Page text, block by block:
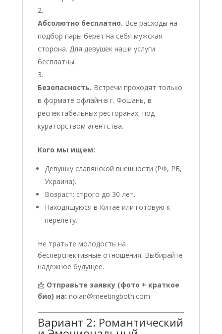
Абсолютно бесплатно. Все расходы на
подбор пары берет на себя мужская
сторона. Для девушек наши услуги
бесплатны.
Безопасность. Встречи проходят только
в формате офлайн в г. Фошань, в
респектабельных ресторанах, под
кураторством агентства.
Кого мы ищем:
Девушку славянской внешности (РФ, РБ,
Украина).
Возраст: строго до 30 лет.
Находящуюся в Китае или готовую к
перелету.
Не тратьте молодость на
бесперспективные отношения. Выбирайте
надежное будущее.
📩 Отправьте заявку (фото + краткое
био) на: nolan@meetingboth.com
Вариант 2: Романтический